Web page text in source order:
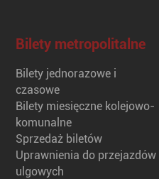
Bilety metropolitalne
Bilety jednorazowe i
czasowe
Bilety miesięczne kolejowo-
komunalne
Sprzedaż biletów
Uprawnienia do przejazdów
ulgowych